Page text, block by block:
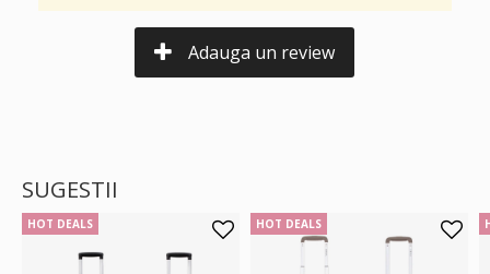
Adauga un review
SUGESTII
HOT DEALS HOT DEALS